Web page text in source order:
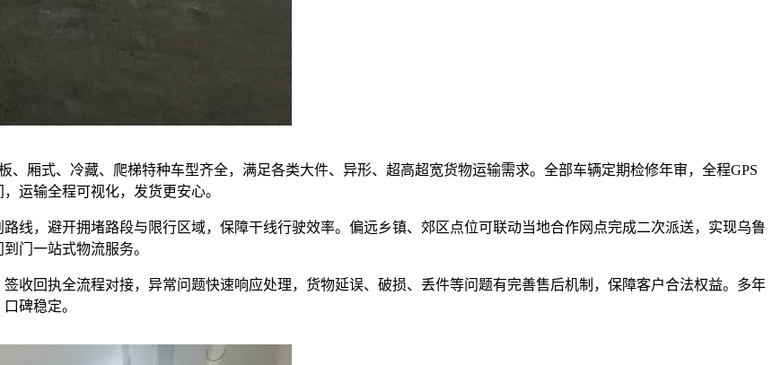
、厢式、冷藏、爬梯特种车型齐全，满足各类大件、异形、超高超宽货物运输需求。全部车辆定期检修年审，全程GPS
运输全程可视化，发货更安心。
线，避开拥堵路段与限行区域，保障干线行驶效率。偏远乡镇、郊区点位可联动当地合作网点完成二次派送，实现乌鲁
门一站式物流服务。
收回执全流程对接，异常问题快速响应处理，货物延误、破损、丢件等问题有完善售后机制，保障客户合法权益。多年
碑稳定。